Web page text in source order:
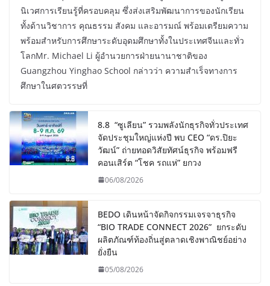
นิเวศการเรียนรู้ที่ครอบคลุม ซึ่งส่งเสริมพัฒนาการของนักเรียน
ทั้งด้านวิชาการ คุณธรรม สังคม และอารมณ์ พร้อมเตรียมความ
พร้อมสำหรับการศึกษาระดับอุดมศึกษาทั้งในประเทศจีนและทั่ว
โลกMr. Michael Li ผู้อำนวยการฝ่ายนานาชาติของ
Guangzhou Yinghao School กล่าวว่า ความสำเร็จทางการ
ศึกษาในศตวรรษที่
8.8 “ซูเลียน” รวมพลังนักธุรกิจทั่วประเทศ
จัดประชุมใหญ่แห่งปี พบ CEO “ดร.ปิยะ
วัฒน์” ถ่ายทอดวิสัยทัศน์ธุรกิจ พร้อมฟรี
คอนเสิร์ต “โชค รถแห่” ยกวง
06/08/2026
BEDO เดินหน้าจัดกิจกรรมเจรจาธุรกิจ
“BIO TRADE CONNECT 2026” ยกระดับ
ผลิตภัณฑ์ท้องถิ่นสู่ตลาดเชิงพาณิชย์อย่าง
ยั่งยืน
05/08/2026